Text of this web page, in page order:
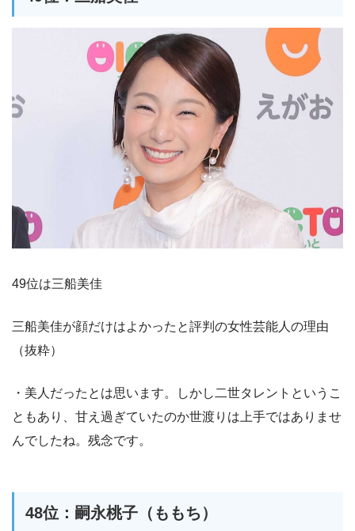
49位は三船美佳
三船美佳が顔だけはよかったと評判の女性芸能人の理由
（抜粋）
・美人だったとは思います。しかし二世タレントというこ
ともあり、甘え過ぎていたのか世渡りは上手ではありませ
んでしたね。残念です。
48位：嗣永桃子（ももち）